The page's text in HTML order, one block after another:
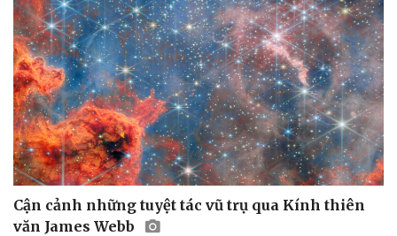
Cận cảnh những tuyệt tác vũ trụ qua Kính thiên
văn James Webb